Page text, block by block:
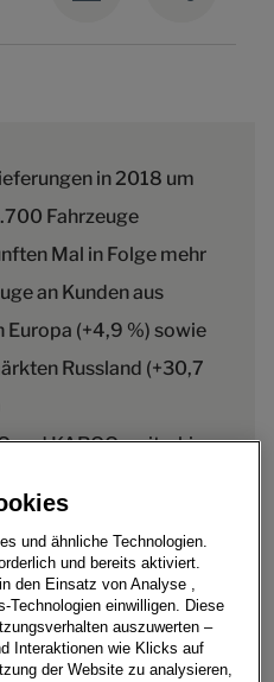
in 2018 um
Fahrzeuge
Mal in Folge mehr
an Kunden aus
Europa (+4,9 %) sowie
Russland (+30,7
und KAROQ weiterhin
Jahr in Folge einen
Die weltweiten
Herstellers steigen
und ähnliche Technologien.
und bereits aktiviert.
den Einsatz von Analyse ,
Technologien einwilligen. Diese
auszuwerten –
Interaktionen wie Klicks auf
der Website zu analysieren,